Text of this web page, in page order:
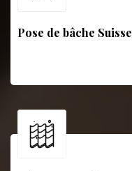
Pose de bâche Suisse